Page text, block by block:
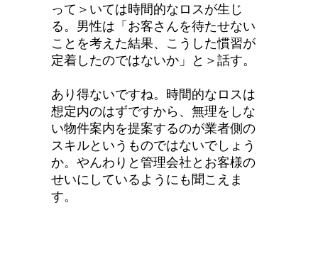
って＞いては時間的なロスが生じ
る。男性は「お客さんを待たせない
ことを考えた結果、こうした慣習が
定着したのではないか」と＞話す。
あり得ないですね。時間的なロスは
想定内のはずですから、無理をしな
い物件案内を提案するのが業者側の
スキルというものではないでしょう
か。やんわりと管理会社とお客様の
せいにしているようにも聞こえま
す。